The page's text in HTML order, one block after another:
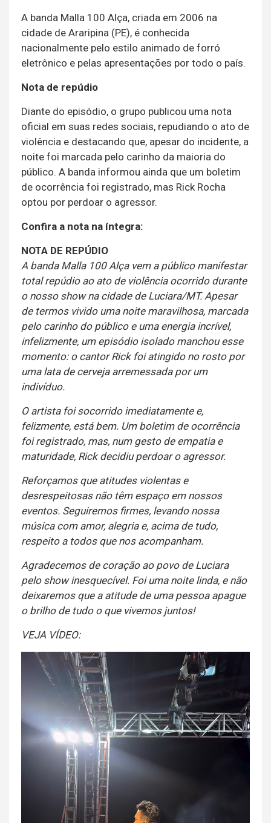
A banda Malla 100 Alça, criada em 2006 na
cidade de Araripina (PE), é conhecida
nacionalmente pelo estilo animado de forró
eletrônico e pelas apresentações por todo o país.
Nota de repúdio
Diante do episódio, o grupo publicou uma nota
oficial em suas redes sociais, repudiando o ato de
violência e destacando que, apesar do incidente, a
noite foi marcada pelo carinho da maioria do
público. A banda informou ainda que um boletim
de ocorrência foi registrado, mas Rick Rocha
optou por perdoar o agressor.
Confira a nota na íntegra:
NOTA DE REPÚDIO
A banda Malla 100 Alça vem a público manifestar
total repúdio ao ato de violência ocorrido durante
o nosso show na cidade de Luciara/MT. Apesar
de termos vivido uma noite maravilhosa, marcada
pelo carinho do público e uma energia incrível,
infelizmente, um episódio isolado manchou esse
momento: o cantor Rick foi atingido no rosto por
uma lata de cerveja arremessada por um
indivíduo.
O artista foi socorrido imediatamente e,
felizmente, está bem. Um boletim de ocorrência
foi registrado, mas, num gesto de empatia e
maturidade, Rick decidiu perdoar o agressor.
Reforçamos que atitudes violentas e
desrespeitosas não têm espaço em nossos
eventos. Seguiremos firmes, levando nossa
música com amor, alegria e, acima de tudo,
respeito a todos que nos acompanham.
Agradecemos de coração ao povo de Luciara
pelo show inesquecível. Foi uma noite linda, e não
deixaremos que a atitude de uma pessoa apague
o brilho de tudo o que vivemos juntos!
VEJA VÍDEO:
Tocador